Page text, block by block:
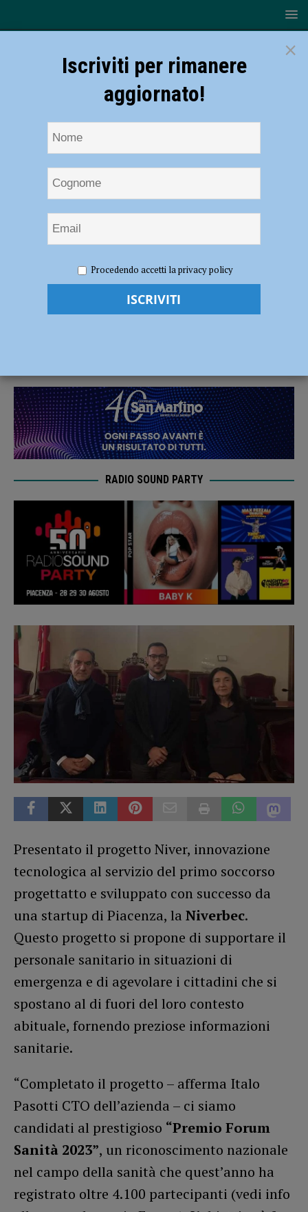
del primo soccorso, presentato il progetto Niver
Tecnologia al servizio del primo
RADIO SOUND PARTY
Presentato il progetto Niver, innovazione
tecnologica al servizio del primo soccorso
progettatto e sviluppato con successo da
una startup di Piacenza, la Niverbec.
Questo progetto si propone di supportare il
personale sanitario in situazioni di
emergenza e di agevolare i cittadini che si
spostano al di fuori del loro contesto
abituale, fornendo preziose informazioni
sanitarie.
“Completato il progetto – afferma Italo
Pasotti CTO dell’azienda – ci siamo
candidati al prestigioso “Premio Forum
Sanità 2023”, un riconoscimento nazionale
nel campo della sanità che quest’anno ha
registrato oltre 4.100 partecipanti (vedi info
×
Iscriviti per rimanere
aggiornato!
Procedendo accetti la privacy policy